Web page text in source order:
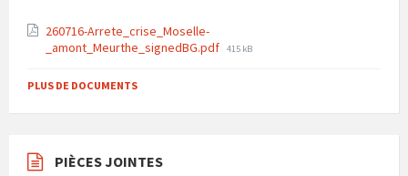
260716-Arrete_crise_Moselle-
_amont_Meurthe_signedBG.pdf File
415 kB
PLUS DE DOCUMENTS
PIÈCES JOINTES